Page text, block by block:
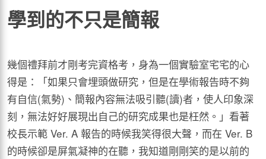
學到的不只是簡報
幾個禮拜前才剛考完資格考，身為一個實驗室宅宅的心
得是：「如果只會埋頭做研究，但是在學術報告時不夠
有自信(氣勢)、簡報內容無法吸引聽(讀)者，使人印象深
刻，無法好好展現出自己的研究成果也是枉然。」看著
校長示範 Ver. A 報告的時候我笑得很大聲，而在 Ver. B
的時候卻是屏氣凝神的在聽，我知道剛剛笑的是以前的